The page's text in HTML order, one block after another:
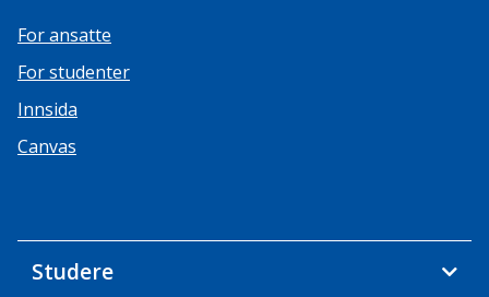
For ansatte
For studenter
Innsida
Canvas
Studere